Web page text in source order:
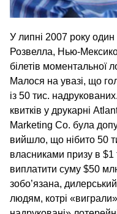
У липні 2007 року один
Розвелла, Нью-
білетів моментальної
Малося на увазі, що
із 50 тис.
квитків у друкарні
Marketing Co. була
вийшло, що нібито 50
власниками призу в
виплатити суму $50
зобо’язана,
людям, котрі